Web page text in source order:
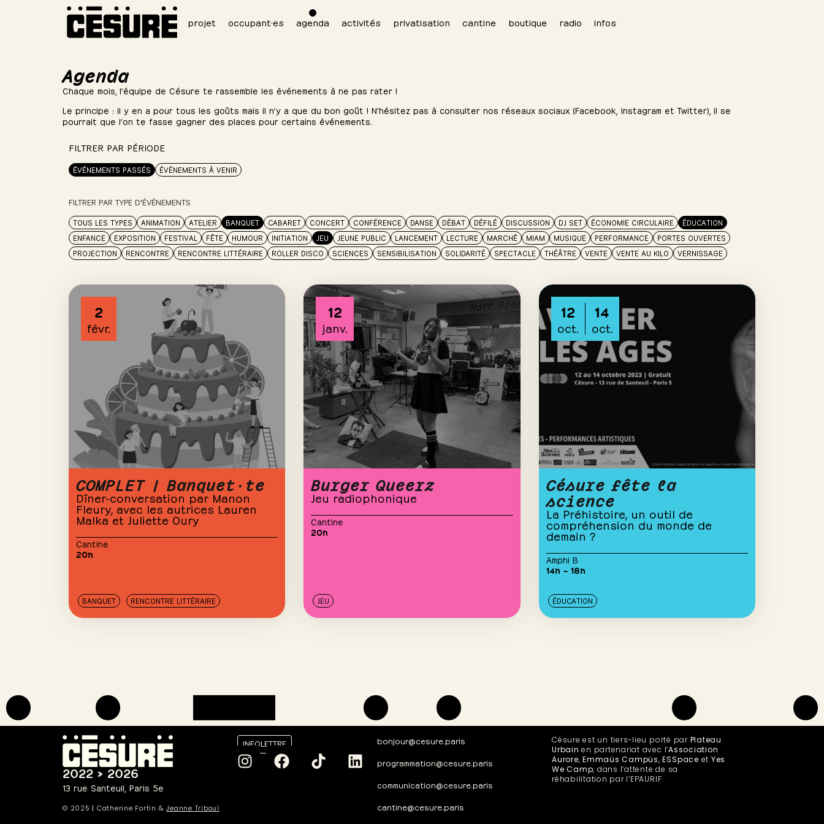
projet occupant·es agenda activités privatisation cantine boutique radio infos
Agenda
Chaque mois, l’équipe de Césure te rassemble les événements à ne pas rater !
Le principe : il y en a pour tous les goûts mais il n’y a que du bon goût ! N’hésitez pas à consulter nos réseaux sociaux (Facebook, Instagram et Twitter), il se
pourrait que l’on te fasse gagner des places pour certains événements.
FILTRER PAR PÉRIODE
ÉVÉNEMENTS PASSÉS ÉVÉNEMENTS À VENIR
FILTRER PAR TYPE D'ÉVÈNEMENTS
TOUS LES TYPES ANIMATION ATELIER BANQUET CABARET CONCERT CONFÉRENCE DANSE DÉBAT DÉFILÉ DISCUSSION DJ SET ÉCONOMIE CIRCULAIRE
ÉDUCATION
ENFANCE
EXPOSITION FESTIVAL FÊTE HUMOUR INITIATION JEU JEUNE PUBLIC LANCEMENT LECTURE MARCHÉ MIAM MUSIQUE PERFORMANCE
PORTES OUVERTES
PROJECTION
RENCONTRE RENCONTRE LITTÉRAIRE ROLLER DISCO SCIENCES SENSIBILISATION SOLIDARITÉ SPECTACLE THÉÂTRE VENTE VENTE AU KILO VERNISSAGE
2
févr.
COMPLET | Banquet·te
Dîner-conversation par Manon
Fleury, avec les autrices Lauren
Malka et Juliette Oury
Cantine
20h
BANQUET RENCONTRE LITTÉRAIRE
12
janv.
Burger Queerz
Jeu radiophonique
Cantine
20h
JEU
12
oct.
14
oct.
Césure fête la
science
La Préhistoire, un outil de
compréhension du monde de
demain ?
Amphi B
14h – 18h
ÉDUCATION
2022 > 2026
13 rue Santeuil, Paris 5e
© 2025| Catherine Fortin &Jeanne Triboul
INFOLETTRE bonjour@cesure.paris
programmation@cesure.paris
communication@cesure.paris
cantine@cesure.paris
Césure est un tiers-lieu porté par Plateau
Urbain en partenariat avec l’Association
Aurore,Emmaüs Campüs, ESSpace et Yes
We Camp, dans l’attente de sa
réhabilitation par l’EPAURIF.